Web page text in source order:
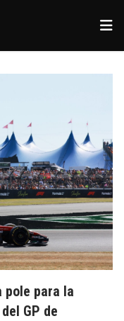
pole para la
GP de